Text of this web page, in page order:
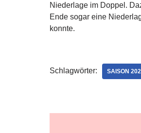
Niederlage im Doppel.
Ende sogar eine
konnte.
Schlagwörter: SAISON